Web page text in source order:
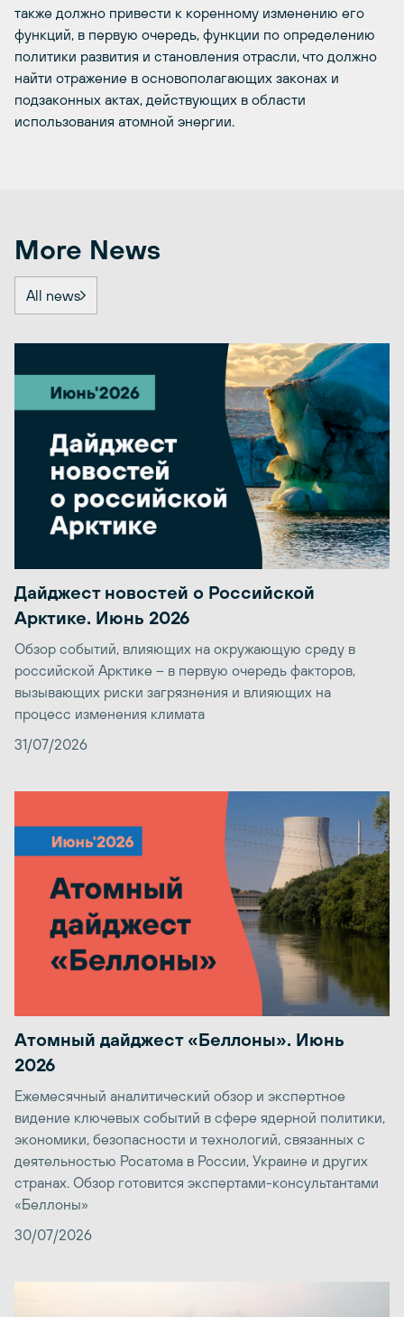
также должно привести к коренному изменению его
функций, в первую очередь, функции по определению
политики развития и становления отрасли, что должно
найти отражение в основополагающих законах и
подзаконных актах, действующих в области
использования атомной энергии.
More News
All news
Дайджест новостей о Российской
Арктике. Июнь 2026
Обзор событий, влияющих на окружающую среду в
российской Арктике – в первую очередь факторов,
вызывающих риски загрязнения и влияющих на
процесс изменения климата
31/07/2026
Атомный дайджест «Беллоны». Июнь
2026
Ежемесячный аналитический обзор и экспертное
видение ключевых событий в сфере ядерной политики,
экономики, безопасности и технологий, связанных с
деятельностью Росатома в России, Украине и других
странах. Обзор готовится экспертами-консультантами
«Беллоны»
30/07/2026